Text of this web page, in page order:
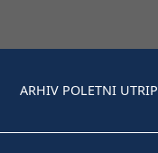
ARHIV POLETNI UTRIP